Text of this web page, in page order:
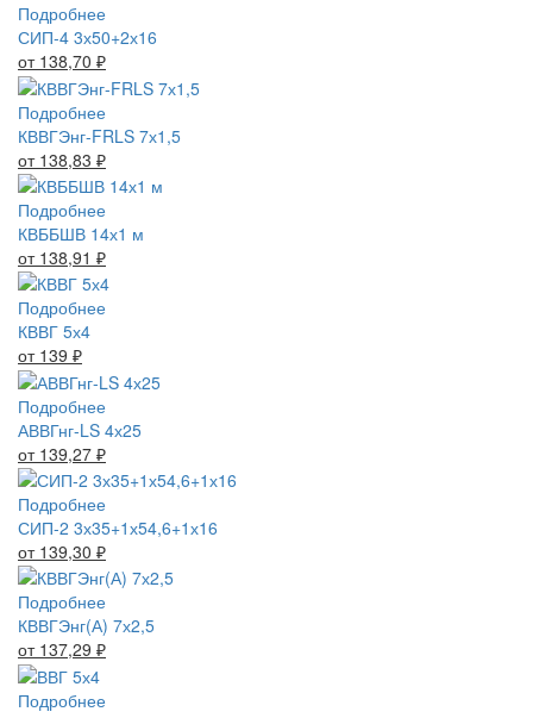
Подробнее
СИП-4 3х50+2х16
от 138,70 ₽
Подробнее
КВВГЭнг-FRLS 7х1,5
от 138,83 ₽
Подробнее
КВББШВ 14х1 м
от 138,91 ₽
Подробнее
КВВГ 5х4
от 139 ₽
Подробнее
АВВГнг-LS 4х25
от 139,27 ₽
Подробнее
СИП-2 3х35+1х54,6+1х16
от 139,30 ₽
Подробнее
КВВГЭнг(А) 7х2,5
от 137,29 ₽
Подробнее